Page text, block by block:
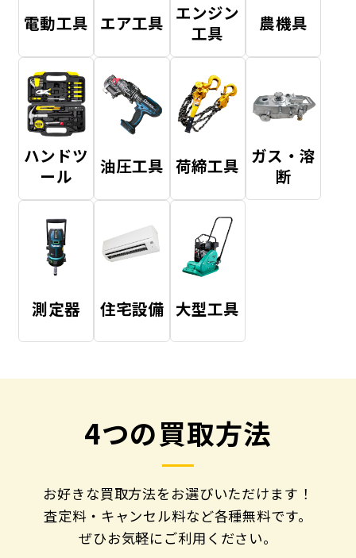
電動工具 エア工具 エンジン
工具
農機具
ハンドツ
ール
油圧工具 荷締工具 ガス・溶
断
測定器 住宅設備 大型工具
4つの買取方法
お好きな買取方法をお選びいただけます！
査定料・キャンセル料など各種無料です。
ぜひお気軽にご利用ください。